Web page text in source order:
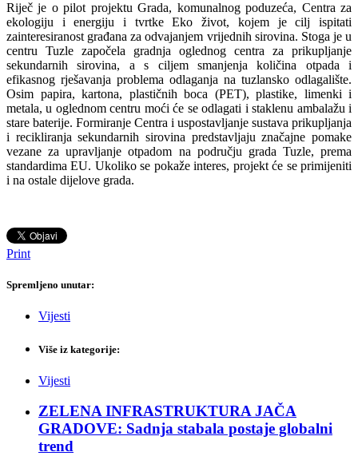
Riječ je o pilot projektu Grada, komunalnog poduzeća, Centra za
ekologiju i energiju i tvrtke Eko život, kojem je cilj ispitati
zainteresiranost građana za odvajanjem vrijednih sirovina. Stoga je u
centru Tuzle započela gradnja oglednog centra za prikupljanje
sekundarnih sirovina, a s ciljem smanjenja količina otpada i
efikasnog rješavanja problema odlaganja na tuzlansko odlagalište.
Osim papira, kartona, plastičnih boca (PET), plastike, limenki i
metala, u oglednom centru moći će se odlagati i staklenu ambalažu i
stare baterije. Formiranje Centra i uspostavljanje sustava prikupljanja
i recikliranja sekundarnih sirovina predstavljaju značajne pomake
vezane za upravljanje otpadom na području grada Tuzle, prema
standardima EU. Ukoliko se pokaže interes, projekt će se primijeniti
i na ostale dijelove grada.
Print
Spremljeno unutar:
Vijesti
Više iz kategorije:
Vijesti
ZELENA INFRASTRUKTURA JAČA
GRADOVE: Sadnja stabala postaje globalni
trend